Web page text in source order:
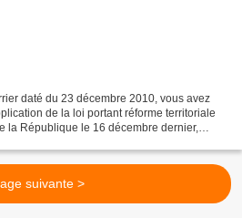
daté du 23 décembre 2010, vous avez
de la loi portant réforme territoriale
la République le 16 décembre dernier,
suivante >